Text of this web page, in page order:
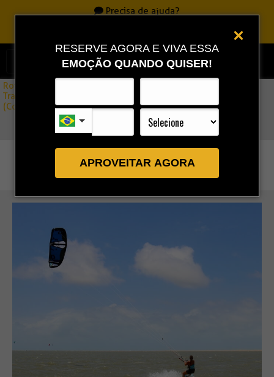
RESERVE AGORA E VIVA ESSA
EMOÇÃO QUANDO QUISER!
APROVEITAR AGORA
Precisa de ajuda?
Rota Combo
Transfers Barra Grande / Santo Amaro (Lençóis Maranhenses)
(Comp.)